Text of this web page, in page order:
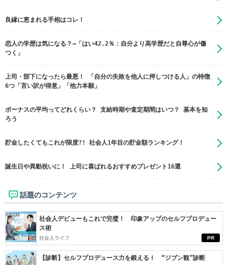
良縁に恵まれる手相はコレ！
恋人の学歴は気になる？→「はい42.2％：自分より高学歴だと自尊心が傷
つく」
上司・部下になったら最悪！ 「自分の失敗を他人に押しつける人」の特徴
6つ「言い訳が得意」「他力本願」
ボーナスの平均ってどれくらい？ 支給時期や査定期間はいつ？ 基本を知
ろう
貯金したくてもこれが限度?! 社会人1年目の貯金額ランキング！
誕生日や異動祝いに！ 上司に喜ばれるおすすめプレゼント16選
話題のコンテンツ
PR
社会人デビューもこれで完璧！ 印象アップのセルフプロデュー
ス術
社会人ライフ
【診断】セルフプロデュース力を鍛える！ “ジブン観”診断